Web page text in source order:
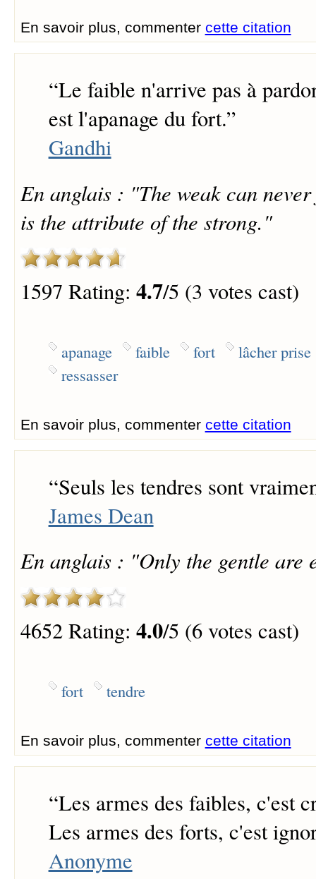
En savoir plus, commenter cette citation
“Le faible n'arrive pas à
est l'apanage du fort.”
Gandhi
En anglais : "The weak can
is the attribute of the strong."
1597 Rating: 4.7/5 (3 votes cast)
apanage faible fort
lâcher prise
ressasser
En savoir plus, commenter cette citation
“Seuls les tendres sont
James Dean
En anglais : "Only the gentle are
4652 Rating: 4.0/5 (6 votes cast)
fort tendre
En savoir plus, commenter cette citation
“Les armes des faibles, c'est
Les armes des forts, c'est
Anonyme